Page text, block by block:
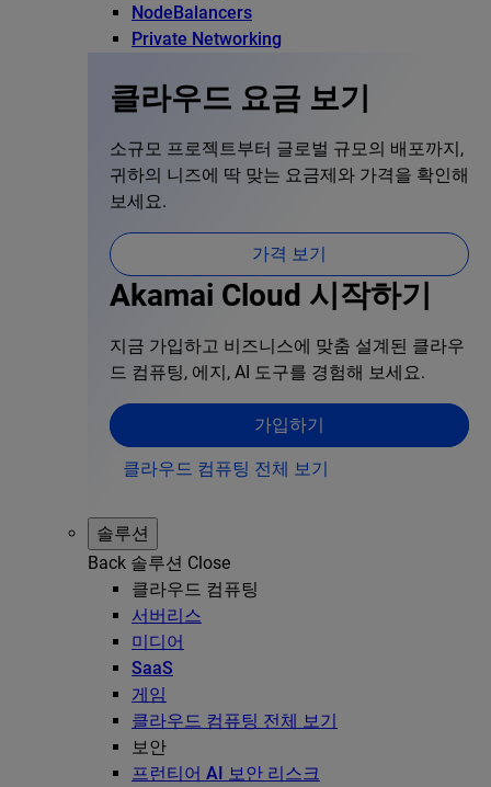
NodeBalancers
Private Networking
클라우드 요금 보기
소규모 프로젝트부터 글로벌 규모의 배포까지,
귀하의 니즈에 딱 맞는 요금제와 가격을 확인해
보세요.
가격 보기
Akamai Cloud 시작하기
지금 가입하고 비즈니스에 맞춤 설계된 클라우
드 컴퓨팅, 에지, AI 도구를 경험해 보세요.
가입하기
클라우드 컴퓨팅 전체 보기
솔루션
Back 솔루션 Close
클라우드 컴퓨팅
서버리스
미디어
SaaS
게임
클라우드 컴퓨팅 전체 보기
보안
프런티어 AI 보안 리스크